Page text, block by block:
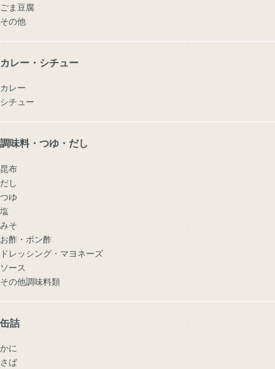
ごま豆腐
その他
カレー・シチュー
カレー
シチュー
調味料・つゆ・だし
昆布
だし
つゆ
塩
みそ
お酢・ポン酢
ドレッシング・マヨネーズ
ソース
その他調味料類
缶詰
かに
さば